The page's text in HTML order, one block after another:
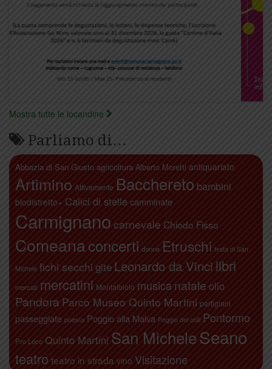
Mostra tutte le locandine
Parliamo di…
Abbazia di San Giusto agricoltura Alberto Moretti antiquariato
Artimino Attivamente Bacchereto bambini
biodistretto+ Calici di stelle camminate
Carmignano carnevale Chiodo Fisso
Comeanaconcerti donne Etruschi festa di San
Michele fichi secchi gite Leonardo da Vinci libri
mercati mercatini Montalbiolo musica natale olio
Pandora Parco Museo Quinto Martini partigiani
passeggiate poesia Poggio alla Malva Poggio dei colli Pontormo
Pro Loco Quinto Martini San MicheleSeano
teatro teatro in strada vino Visitazione